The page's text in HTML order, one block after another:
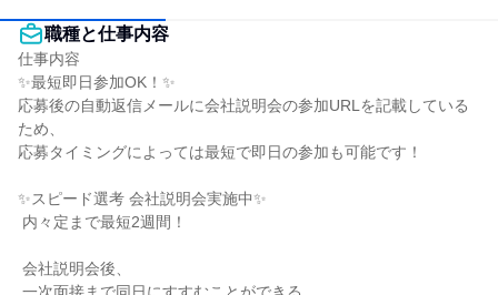
職種と仕事内容
仕事内容
✨最短即日参加OK！✨
応募後の自動返信メールに会社説明会の参加URLを記載している
ため、
応募タイミングによっては最短で即日の参加も可能です！
✨スピード選考 会社説明会実施中✨